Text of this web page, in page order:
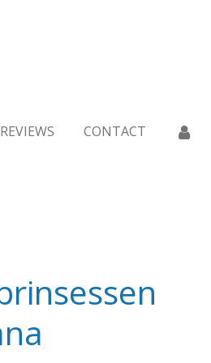
REVIEWS CONTACT